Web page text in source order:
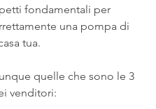
fondamentali per
una pompa di
tua.
quelle che sono le 3
venditori: